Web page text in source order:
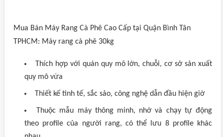
Mua Bán Máy Rang Cà Phê Cao Cấp tại Quận Bình Tân
TPHCM: Máy rang cà phê 30kg
Thích hợp với quán quy mô lớn, chuỗi, cơ sở sản xuất
quy mô vừa
Thiết kế tinh tế, sắc sảo, công nghệ dẫn đầu hiện giờ
Thuộc mẫu máy thông minh, nhớ và chạy tự động
theo profile của người rang, có thể lưu 8 profile khác